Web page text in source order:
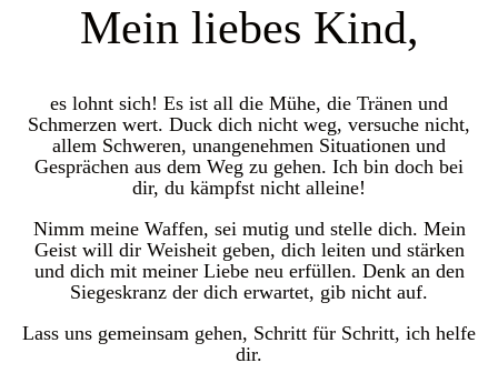
Mein liebes Kind,
es lohnt sich! Es ist all die Mühe, die Tränen und
Schmerzen wert. Duck dich nicht weg, versuche nicht,
allem Schweren, unangenehmen Situationen und
Gesprächen aus dem Weg zu gehen. Ich bin doch bei
dir, du kämpfst nicht alleine!
Nimm meine Waffen, sei mutig und stelle dich. Mein
Geist will dir Weisheit geben, dich leiten und stärken
und dich mit meiner Liebe neu erfüllen. Denk an den
Siegeskranz der dich erwartet, gib nicht auf.
Lass uns gemeinsam gehen, Schritt für Schritt, ich helfe
dir.